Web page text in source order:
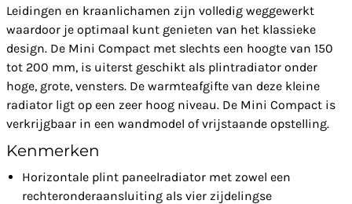
Leidingen en kraanlichamen zijn volledig weggewerkt
waardoor je optimaal kunt genieten van het klassieke
design. De Mini Compact met slechts een hoogte van 150
tot 200 mm, is uiterst geschikt als plintradiator onder
hoge, grote, vensters. De warmteafgifte van deze kleine
radiator ligt op een zeer hoog niveau. De Mini Compact is
verkrijgbaar in een wandmodel of vrijstaande opstelling.
Kenmerken
Horizontale plint paneelradiator met zowel een
rechteronderaansluiting als vier zijdelingse